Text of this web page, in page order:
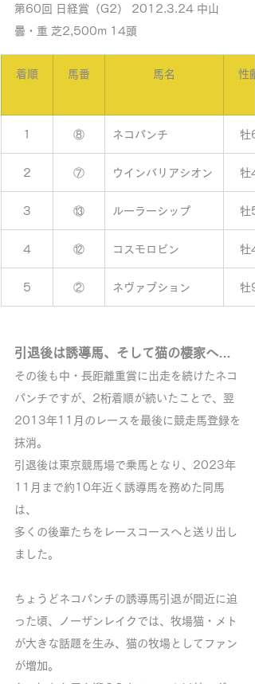
第60回 日経賞（G2） 2012.3.24 中山
曇・重 芝2,500m 14頭
着順 馬番 馬名 性齢
1 ⑧ ネコパンチ 牡6
2 ⑦ ウインバリアシオン 牡4
3 ⑬ ルーラーシップ 牡5
4 ⑫ コスモロビン 牡4
5 ② ネヴァブション 牡9
引退後は誘導馬、そして猫の棲家へ…
その後も中・長距離重賞に出走を続けたネコ
パンチですが、2桁着順が続いたことで、翌
2013年11月のレースを最後に競走馬登録を
抹消。
引退後は東京競馬場で乗馬となり、2023年
11月まで約10年近く誘導馬を務めた同馬
は、
多くの後輩たちをレースコースへと送り出し
ました。
ちょうどネコパンチの誘導馬引退が間近に迫
った頃、ノーザンレイクでは、牧場猫・メト
が大きな話題を生み、猫の牧場としてファン
が増加。